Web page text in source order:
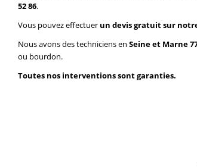
52 86.
Vous pouvez effectuer un devis gratuit sur
Nous avons des techniciens en Seine et Marne
ou bourdon.
Toutes nos interventions sont garanties.